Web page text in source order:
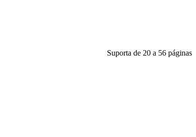
Suporta de 20 a 56 páginas